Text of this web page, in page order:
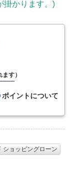
掛かります。)
ます）
ポイントについて
ショッピングローン